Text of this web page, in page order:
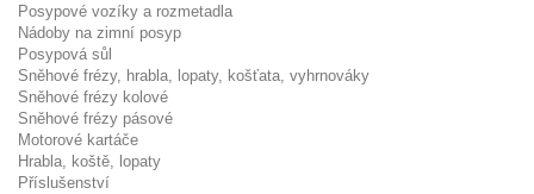
Posypové vozíky a rozmetadla
Nádoby na zimní posyp
Posypová sůl
Sněhové frézy, hrabla, lopaty, košťata, vyhrnováky
Sněhové frézy kolové
Sněhové frézy pásové
Motorové kartáče
Hrabla, koště, lopaty
Příslušenství